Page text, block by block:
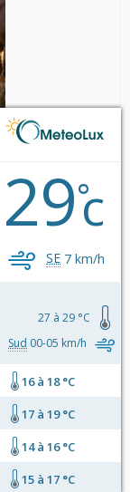
29°c
SE 7 km/h
27 à 29 °C
Sud 00-05 km/h
16 à 18 °C
17 à 19 °C
14 à 16 °C
15 à 17 °C